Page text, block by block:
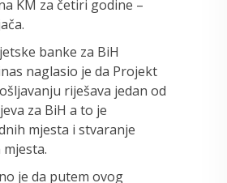
KM za četiri godine –
banke za BiH
naglasio je da Projekt
riješava jedan od
za BiH a to je
mjesta i stvaranje
je da putem ovog